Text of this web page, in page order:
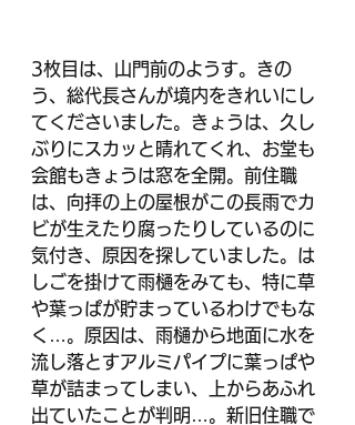
3枚目は、山門前のようす。きの
う、総代長さんが境内をきれいにし
てくださいました。きょうは、久し
ぶりにスカッと晴れてくれ、お堂も
会館もきょうは窓を全開。前住職
は、向拝の上の屋根がこの長雨でカ
ビが生えたり腐ったりしているのに
気付き、原因を探していました。は
しごを掛けて雨樋をみても、特に草
や葉っぱが貯まっているわけでもな
く…。原因は、雨樋から地面に水を
流し落とすアルミパイプに葉っぱや
草が詰まってしまい、上からあふれ
出ていたことが判明…。新旧住職で